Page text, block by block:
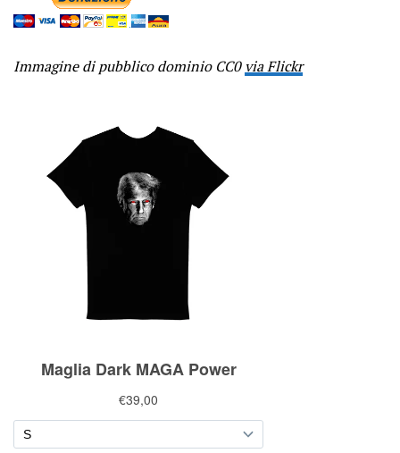
Immagine di pubblico dominio CC0via Flickr